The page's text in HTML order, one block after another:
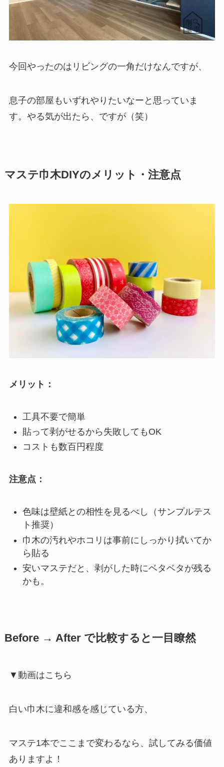
今回やったのはリビングの一角だけなんですが、
息子の部屋もいずれやりたいなーと思っていま
す。やる気が出たら、ですが（笑）
マステ巾木DIYのメリット・注意点
メリット：
工具不要で簡単
貼って剥がせるから失敗してもOK
コストも数百円程度
注意点：
色味は壁紙との相性を見るべし（サンプルテス
ト推奨）
巾木の汚れやホコリは事前にしっかり拭いてか
ら貼る
安いマステだと、剥がした時にベタベタが残る
かも。
Before → After で比較すると一目瞭然
▼動画はこちら
白い巾木に違和感を感じている方、
マステ1本でここまで変わるなら、試してみる価値
ありますよ！